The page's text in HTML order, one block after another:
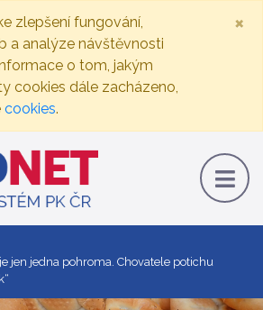
zlepšení fungování,
a analýze návštěvnosti
o tom, jakým
cookies dále zacházeno,
cookies.
×
jen jedna pohroma. Chovatele potichu